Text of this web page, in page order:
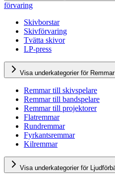
förvaring
Skivborstar
Skivförvaring
Tvätta skivor
LP-press
Visa underkategorier för Remmar
Remmar till skivspelare
Remmar till bandspelare
Remmar till projektorer
Flatremmar
Rundremmar
Fyrkantsremmar
Kilremmar
Visa underkategorier för